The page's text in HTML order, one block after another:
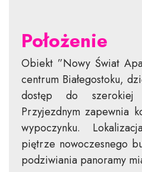
Położenie
Obiekt ”Nowy Świat
centrum Białegostoku,
dostęp do szerokiej
Przyjezdnym zapewnia
wypoczynku.
piętrze nowoczesnego
podziwiania panoramy